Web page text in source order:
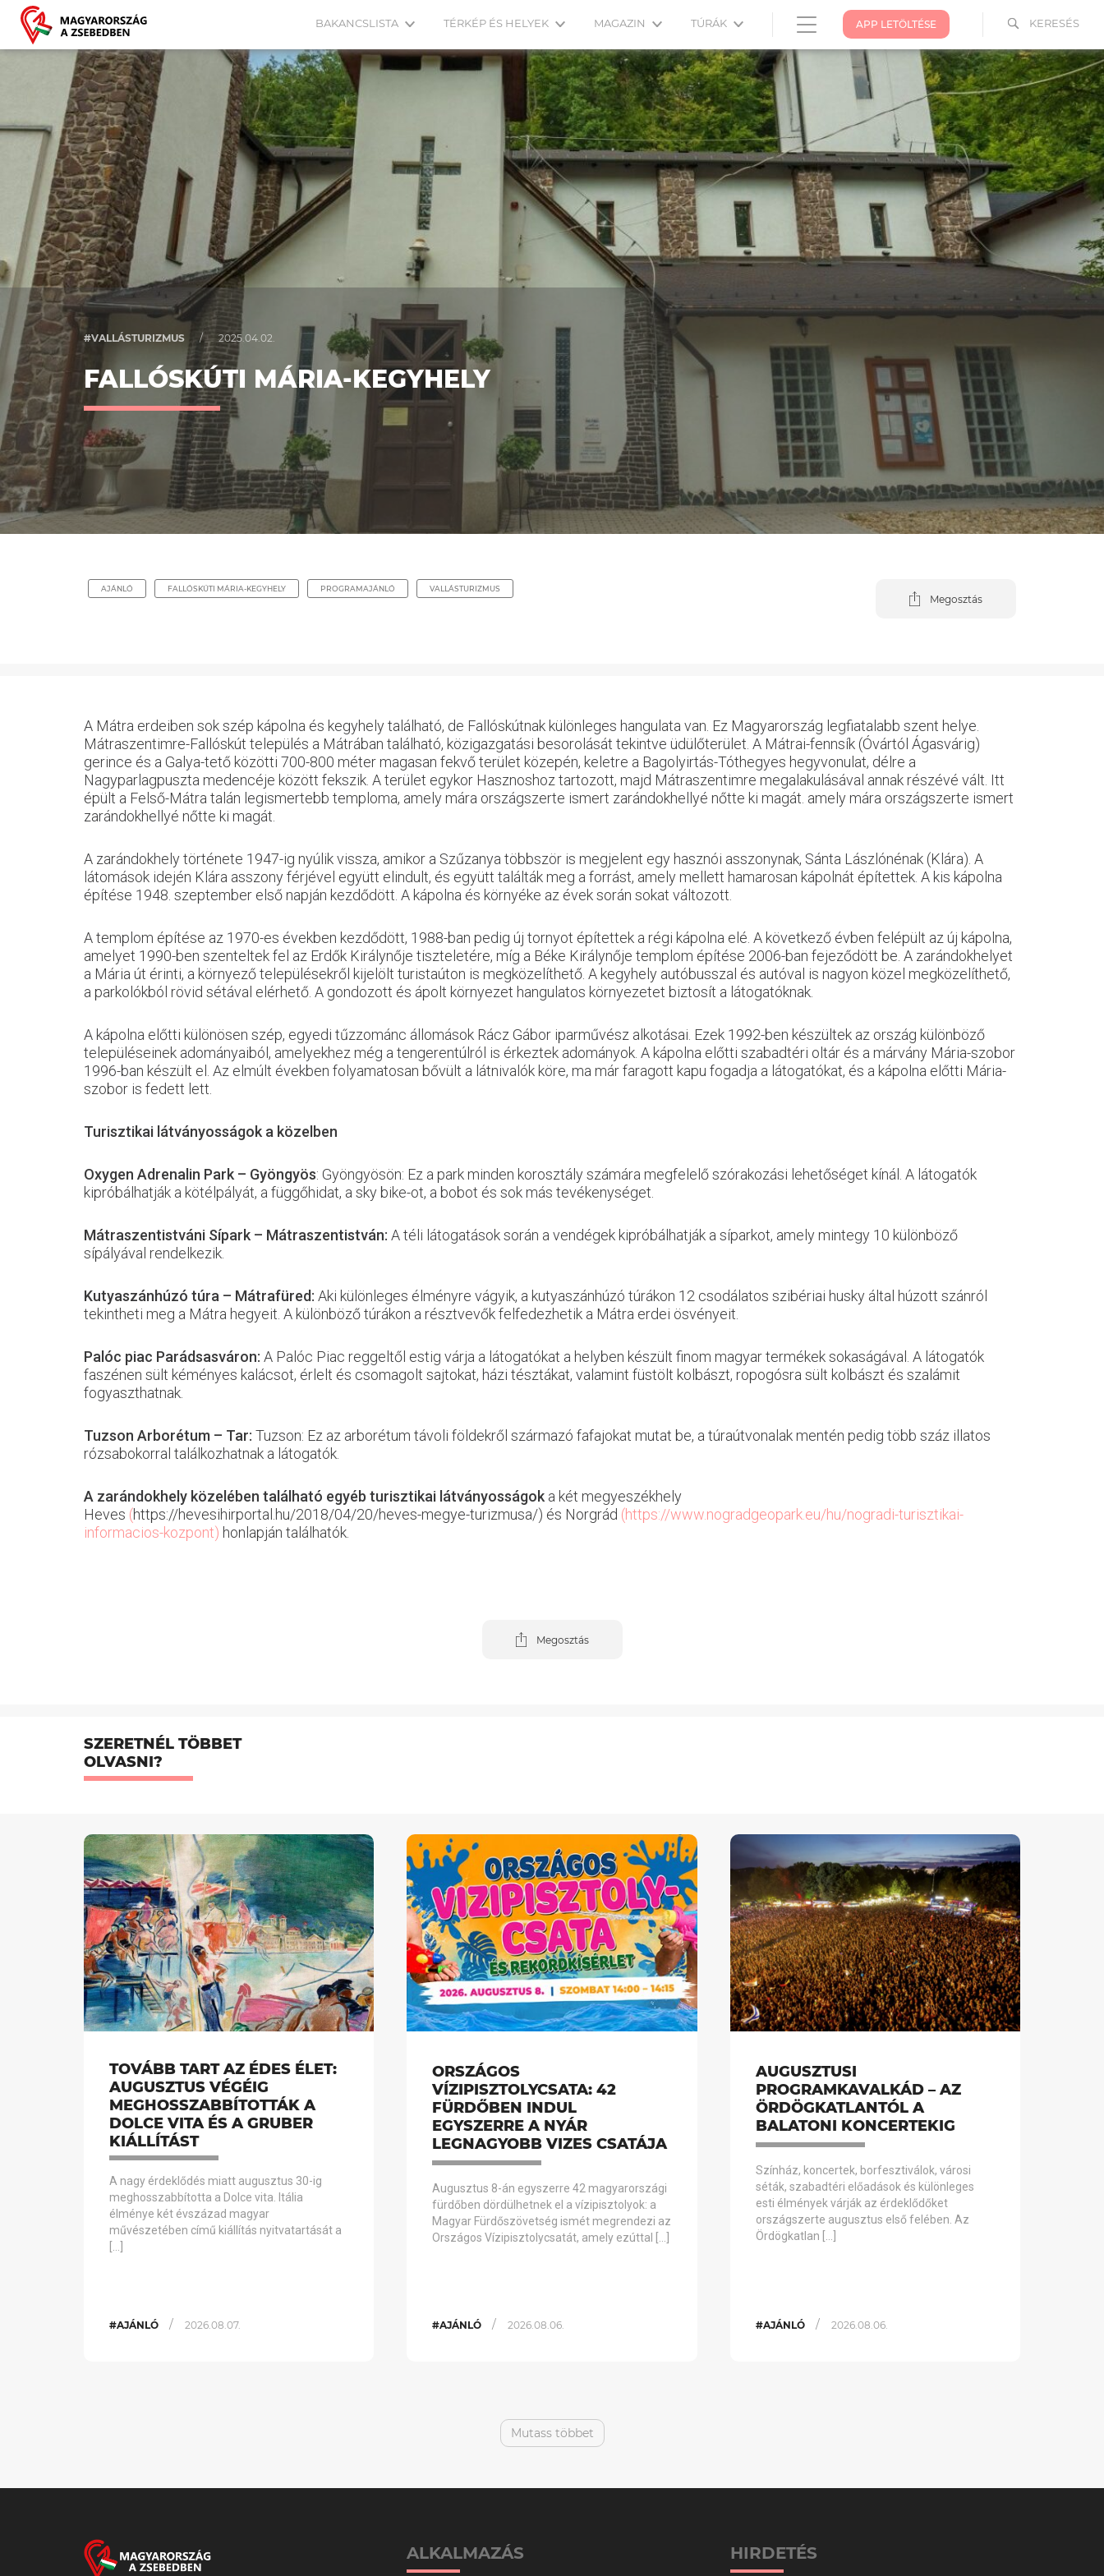
KERESÉS
APP LETÖLTÉSE
BAKANCSLISTA TÉRKÉP ÉS HELYEK MAGAZIN TÚRÁK
#VALLÁSTURIZMUS / 2025.04.02.
FALLÓSKÚTI MÁRIA-KEGYHELY
AJÁNLÓ FALLÓSKÚTI MÁRIA-KEGYHELY PROGRAMAJÁNLÓ VALLÁSTURIZMUS
Megosztás
A Mátra erdeiben sok szép kápolna és kegyhely található, de Fallóskútnak különleges hangulata van. Ez Magyarország legfiatalabb szent helye.
Mátraszentimre-Fallóskút település a Mátrában található, közigazgatási besorolását tekintve üdülőterület. A Mátrai-fennsík (Óvártól Ágasvárig)
gerince és a Galya-tető közötti 700-800 méter magasan fekvő terület közepén, keletre a Bagolyirtás-Tóthegyes hegyvonulat, délre a
Nagyparlagpuszta medencéje között fekszik. A terület egykor Hasznoshoz tartozott, majd Mátraszentimre megalakulásával annak részévé vált. Itt
épült a Felső-Mátra talán legismertebb temploma, amely mára országszerte ismert zarándokhellyé nőtte ki magát. amely mára országszerte ismert
zarándokhellyé nőtte ki magát.
A zarándokhely története 1947-ig nyúlik vissza, amikor a Szűzanya többször is megjelent egy hasznói asszonynak, Sánta Lászlónénak (Klára). A
látomások idején Klára asszony férjével együtt elindult, és együtt találták meg a forrást, amely mellett hamarosan kápolnát építettek. A kis kápolna
építése 1948. szeptember első napján kezdődött. A kápolna és környéke az évek során sokat változott.
A templom építése az 1970-es években kezdődött, 1988-ban pedig új tornyot építettek a régi kápolna elé. A következő évben felépült az új kápolna,
amelyet 1990-ben szenteltek fel az Erdők Királynője tiszteletére, míg a Béke Királynője templom építése 2006-ban fejeződött be. A zarándokhelyet
a Mária út érinti, a környező településekről kijelölt turistaúton is megközelíthető. A kegyhely autóbusszal és autóval is nagyon közel megközelíthető,
a parkolókból rövid sétával elérhető. A gondozott és ápolt környezet hangulatos környezetet biztosít a látogatóknak.
A kápolna előtti különösen szép, egyedi tűzzománc állomások Rácz Gábor iparművész alkotásai. Ezek 1992-ben készültek az ország különböző
településeinek adományaiból, amelyekhez még a tengerentúlról is érkeztek adományok. A kápolna előtti szabadtéri oltár és a márvány Mária-szobor
1996-ban készült el. Az elmúlt években folyamatosan bővült a látnivalók köre, ma már faragott kapu fogadja a látogatókat, és a kápolna előtti Mária-
szobor is fedett lett.
Turisztikai látványosságok a közelben
Oxygen Adrenalin Park – Gyöngyös: Gyöngyösön: Ez a park minden korosztály számára megfelelő szórakozási lehetőséget kínál. A látogatók
kipróbálhatják a kötélpályát, a függőhidat, a sky bike-ot, a bobot és sok más tevékenységet.
Mátraszentistváni Sípark – Mátraszentistván: A téli látogatások során a vendégek kipróbálhatják a síparkot, amely mintegy 10 különböző
sípályával rendelkezik.
Kutyaszánhúzó túra – Mátrafüred: Aki különleges élményre vágyik, a kutyaszánhúzó túrákon 12 csodálatos szibériai husky által húzott szánról
tekintheti meg a Mátra hegyeit. A különböző túrákon a résztvevők felfedezhetik a Mátra erdei ösvényeit.
Palóc piac Parádsasváron: A Palóc Piac reggeltől estig várja a látogatókat a helyben készült finom magyar termékek sokaságával. A látogatók
faszénen sült kéményes kalácsot, érlelt és csomagolt sajtokat, házi tésztákat, valamint füstölt kolbászt, ropogósra sült kolbászt és szalámit
fogyaszthatnak.
Tuzson Arborétum – Tar: Tuzson: Ez az arborétum távoli földekről származó fafajokat mutat be, a túraútvonalak mentén pedig több száz illatos
rózsabokorral találkozhatnak a látogatók.
A zarándokhely közelében található egyéb turisztikai látványosságok a két megyeszékhely
Heves (https://hevesihirportal.hu/2018/04/20/heves-megye-turizmusa/) és Norgrád (https://www.nogradgeopark.eu/hu/nogradi-turisztikai-
informacios-kozpont) honlapján találhatók.
Megosztás
SZERETNÉL TÖBBET
OLVASNI?
TOVÁBB TART AZ ÉDES ÉLET:
AUGUSZTUS VÉGÉIG
MEGHOSSZABBÍTOTTÁK A
DOLCE VITA ÉS A GRUBER
KIÁLLÍTÁST
A nagy érdeklődés miatt augusztus 30-ig
meghosszabbította a Dolce vita. Itália
élménye két évszázad magyar
művészetében című kiállítás nyitvatartását a
#AJÁNLÓ / 2026.08.07.
ORSZÁGOS
VÍZIPISZTOLYCSATA: 42
FÜRDŐBEN INDUL
EGYSZERRE A NYÁR
LEGNAGYOBB VIZES CSATÁJA
Augusztus 8-án egyszerre 42 magyarországi
fürdőben dördülhetnek el a vízipisztolyok: a
Magyar Fürdőszövetség ismét megrendezi az
Országos Vízipisztolycsatát, amely ezúttal […]
#AJÁNLÓ / 2026.08.06.
AUGUSZTUSI
PROGRAMKAVALKÁD – AZ
ÖRDÖGKATLANTÓL A
BALATONI KONCERTEKIG
Színház, koncertek, borfesztiválok, városi
séták, szabadtéri előadások és különleges
esti élmények várják az érdeklődőket
országszerte augusztus első felében. Az
Ördögkatlan […]
#AJÁNLÓ / 2026.08.06.
Mutass többet
ALKALMAZÁS HIRDETÉS